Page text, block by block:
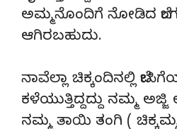
ಅಮ್ಮನೊಂದಿಗೆ ನೋಡಿದ
ಆಗಿರಬಹುದು.
ನಾವೆಲ್ಲಾ ಚಿಕ್ಕಂದಿನಲ್ಲಿ
ಕಳೆಯುತ್ತಿದ್ದದ್ದು ನಮ್ಮ
ನಮ್ಮ ತಾಯಿ ತಂಗಿ (